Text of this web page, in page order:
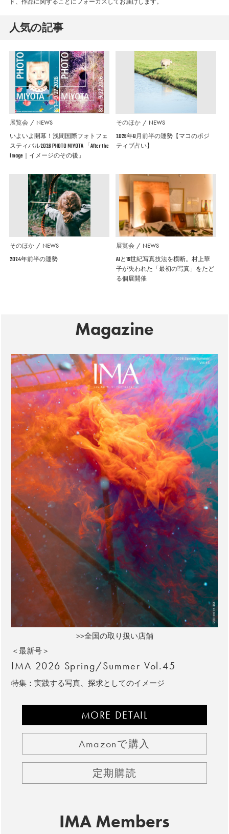
ド、作品に関することにフォーカスしてお届けします。
人気の記事
展覧会 NEWS
いよいよ開幕！浅間国際フォトフェ
スティバル2026 PHOTO MIYOTA 「After the
Image｜イメージのその後」
そのほか NEWS
2026年8月前半の運勢【マコのポジ
ティブ占い】
そのほか NEWS
2024年前半の運勢
展覧会 NEWS
AIと19世紀写真技法を横断。村上華
子が失われた「最初の写真」をたど
る個展開催
Magazine
>>全国の取り扱い店舗
＜最新号＞
IMA 2026 Spring/Summer Vol.45
特集：実践する写真、探求としてのイメージ
MORE DETAIL
Amazonで購入
定期購読
IMA Members